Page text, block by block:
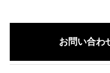
お問い合わ